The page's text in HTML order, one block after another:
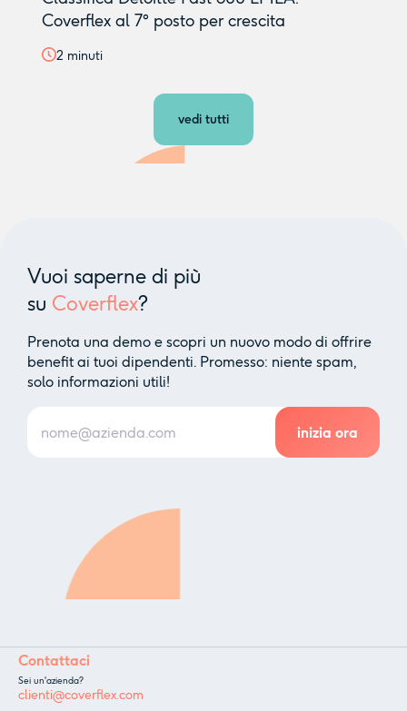
Coverflex al 7° posto per crescita
2 minuti
vedi tutti
Vuoi saperne di più
su Coverflex?
Prenota una demo e scopri un nuovo modo di offrire
benefit ai tuoi dipendenti. Promesso: niente spam,
solo informazioni utili!
Contattaci
Sei un'azienda?
clienti@coverflex.com